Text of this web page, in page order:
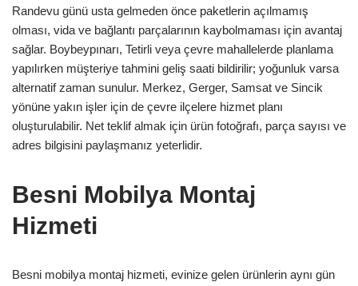
Randevu günü usta gelmeden önce paketlerin açılmamış
olması, vida ve bağlantı parçalarının kaybolmaması için avantaj
sağlar. Boybeypınarı, Tetirli veya çevre mahallelerde planlama
yapılırken müşteriye tahmini geliş saati bildirilir; yoğunluk varsa
alternatif zaman sunulur. Merkez, Gerger, Samsat ve Sincik
yönüne yakın işler için de çevre ilçelere hizmet planı
oluşturulabilir. Net teklif almak için ürün fotoğrafı, parça sayısı ve
adres bilgisini paylaşmanız yeterlidir.
Besni Mobilya Montaj
Hizmeti
Besni mobilya montaj hizmeti, evinize gelen ürünlerin aynı gün